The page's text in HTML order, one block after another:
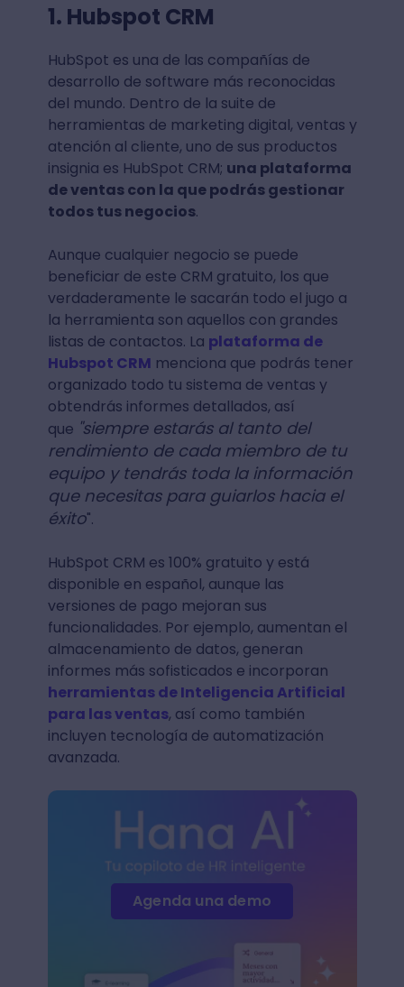
1. Hubspot CRM
HubSpot es una de las compañías de
desarrollo de software más reconocidas
del mundo. Dentro de la suite de
herramientas de marketing digital, ventas y
atención al cliente, uno de sus productos
insignia es HubSpot CRM; una plataforma
de ventas con la que podrás gestionar
todos tus negocios.
Aunque cualquier negocio se puede
beneficiar de este CRM gratuito, los que
verdaderamente le sacarán todo el jugo a
la herramienta son aquellos con grandes
listas de contactos. La plataforma de
Hubspot CRM menciona que podrás tener
organizado todo tu sistema de ventas y
obtendrás informes detallados, así
que "siempre estarás al tanto del
rendimiento de cada miembro de tu
equipo y tendrás toda la información
que necesitas para guiarlos hacia el
éxito".
HubSpot CRM es 100% gratuito y está
disponible en español, aunque las
versiones de pago mejoran sus
funcionalidades. Por ejemplo, aumentan el
almacenamiento de datos, generan
informes más sofisticados e incorporan
herramientas de Inteligencia Artificial
para las ventas, así como también
incluyen tecnología de automatización
avanzada.
Agenda una demo